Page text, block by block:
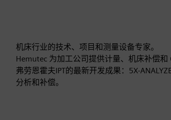
机床行业的技术、项目和测量设备专家。
Hemutec 为加工公司提供计量、机床补偿和
弗劳恩霍夫IPT的最新开发成果：5X-
分析和补偿。